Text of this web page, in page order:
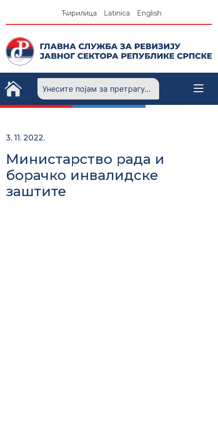
Ћирилица Latinica English
3. 11. 2022.
Министарство рада и
борачко инвалидске
заштите